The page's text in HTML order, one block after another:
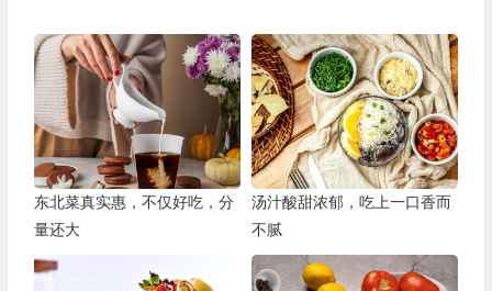
东北菜真实惠，不仅好吃，分
量还大
汤汁酸甜浓郁，吃上一口香而
不腻